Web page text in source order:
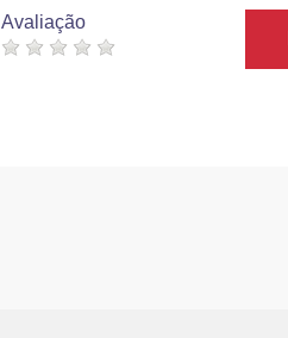
Avaliação